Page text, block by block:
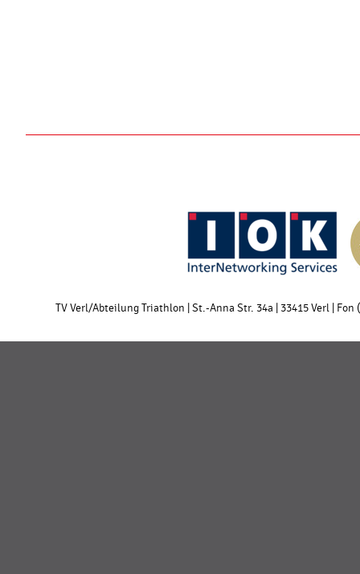
TV Verl/Abteilung Triathlon | St.-Anna Str. 34a | 33415 Verl | Fon